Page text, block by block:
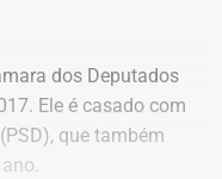
dos Deputados
Ele é casado com
que também